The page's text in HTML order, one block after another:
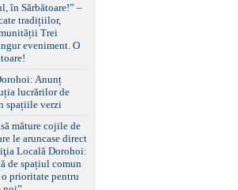
în Sărbătoare!” –
tradițiilor,
Trei
eveniment. O
Anunț
lucrărilor de
spațiile verzi
măture cojile de
le aruncase direct
Locală Dorohoi:
de spațiul comun
prioritate pentru